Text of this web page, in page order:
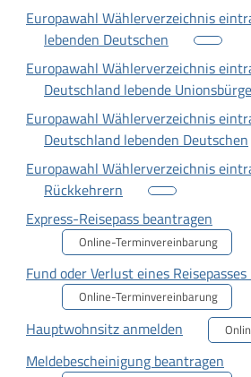
Europawahl Wählerverzeichnis
lebenden Deutschen
Europawahl Wählerverzeichnis
Deutschland lebende
Europawahl Wählerverzeichnis
Deutschland lebenden Deutschen
Europawahl Wählerverzeichnis
Rückkehrern
Express-Reisepass beantragen
Online-Terminvereinbarung
Fund oder Verlust eines
Online-Terminvereinbarung
Hauptwohnsitz anmelden
Meldebescheinigung beantragen